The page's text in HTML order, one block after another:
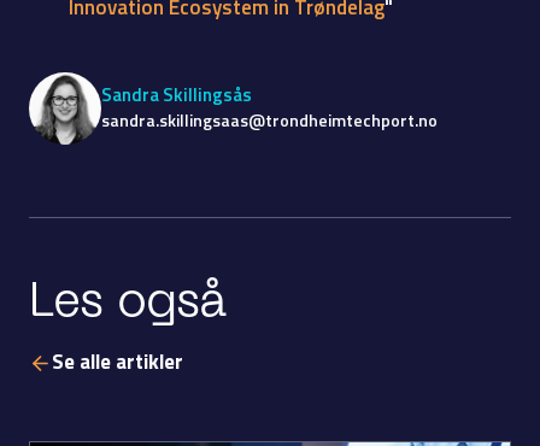
Innovation Ecosystem in Trøndelag"
Sandra Skillingsås
sandra.skillingsaas@trondheimtechport.no
Les også
Se alle artikler